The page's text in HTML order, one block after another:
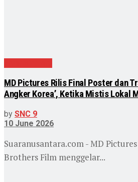
MD Pictures Rilis Final Poster dan
Angker Korea’, Ketika Mistis Lokal
by SNC 9
10 June 2026
Suaranusantara.com - MD
Brothers Film menggelar...